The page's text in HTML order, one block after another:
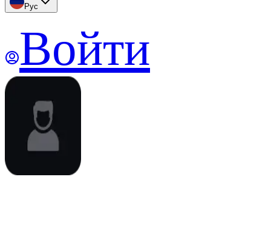
Рус
Войти